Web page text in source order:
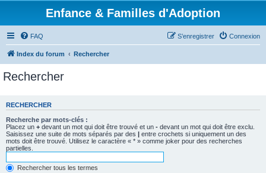
Enfance & Familles d'Adoption
FAQ Connexion
S’enregistrer
Index du forum Rechercher
Rechercher
RECHERCHER
Recherche par mots-clés :
Placez un + devant un mot qui doit être trouvé et un - devant un mot qui doit être exclu.
Saisissez une suite de mots séparés par des | entre crochets si uniquement un des
mots doit être trouvé. Utilisez le caractère « * » comme joker pour des recherches
partielles.
Rechercher tous les termes